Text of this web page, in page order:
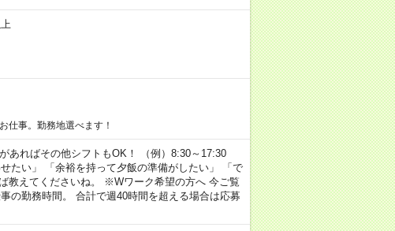
仕事。勤務地選べます！
あればその他シフトもOK！ （例）8:30～17:30
い」 「余裕を持って夕飯の準備がしたい」 「で
教えてくださいね。 ※Wワーク希望の方へ 今ご覧
の勤務時間。 合計で週40時間を超える場合は応募